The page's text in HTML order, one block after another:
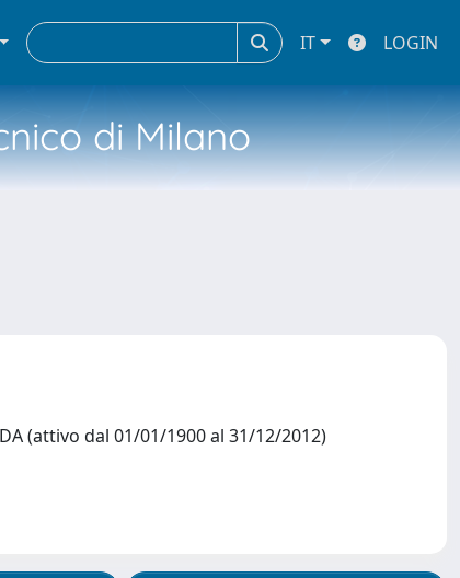
IT LOGIN
di Milano
(attivo dal 01/01/1900 al 31/12/2012)